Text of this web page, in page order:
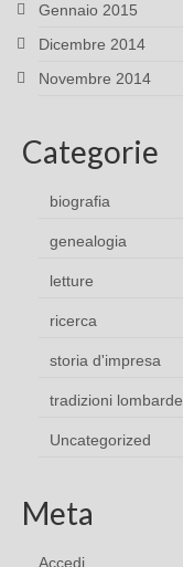
Gennaio 2015
Dicembre 2014
Novembre 2014
Categorie
biografia
genealogia
letture
ricerca
storia d'impresa
tradizioni lombarde
Uncategorized
Meta
Accedi